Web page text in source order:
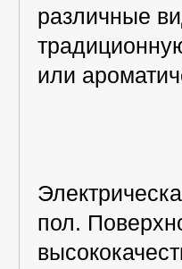
различные
или
пол.